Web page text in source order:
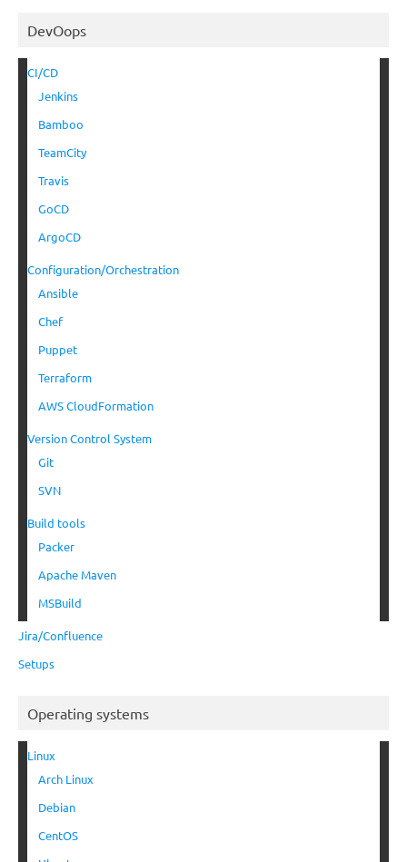
DevOops
CI/CD
Jenkins
Bamboo
TeamCity
Travis
GoCD
ArgoCD
Configuration/Orchestration
Ansible
Chef
Puppet
Terraform
AWS CloudFormation
Version Control System
Git
SVN
Build tools
Packer
Apache Maven
MSBuild
Jira/Confluence
Setups
Operating systems
Linux
Arch Linux
Debian
CentOS